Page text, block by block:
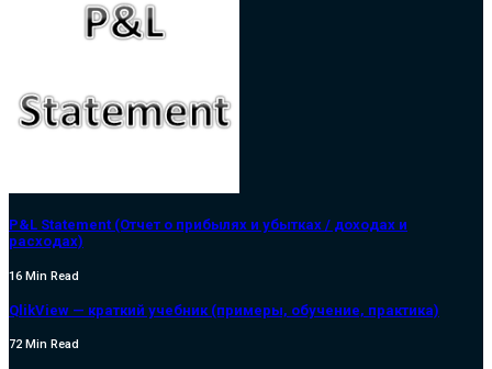
P&L Statement (Отчет о прибылях и убытках / доходах и
расходах)
16 Min Read
QlikView — краткий учебник (примеры, обучение, практика)
72 Min Read